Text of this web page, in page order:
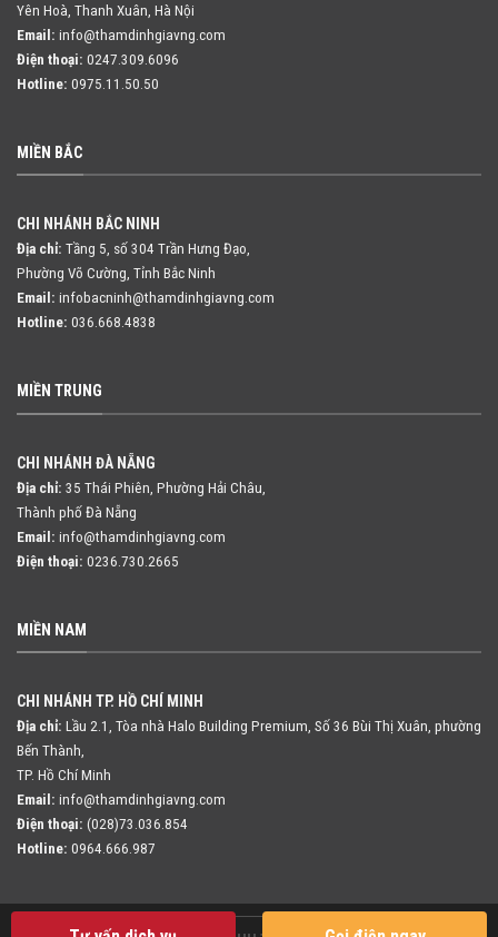
Yên Hoà, Thanh Xuân, Hà Nội
Email: info@thamdinhgiavng.com
Điện thoại: 0247.309.6096
Hotline: 0975.11.50.50
MIỀN BẮC
CHI NHÁNH BẮC NINH
Địa chỉ: Tầng 5, số 304 Trần Hưng Đạo,
Phường Võ Cường, Tỉnh Bắc Ninh
Email: infobacninh@thamdinhgiavng.com
Hotline: 036.668.4838
MIỀN TRUNG
CHI NHÁNH ĐÀ NẴNG
Địa chỉ: 35 Thái Phiên, Phường Hải Châu,
Thành phố Đà Nẵng
Email: info@thamdinhgiavng.com
Điện thoại: 0236.730.2665
MIỀN NAM
CHI NHÁNH TP. HỒ CHÍ MINH
Địa chỉ: Lầu 2.1, Tòa nhà Halo Building Premium, Số 36 Bùi Thị Xuân, phường
Bến Thành,
TP. Hồ Chí Minh
Email: info@thamdinhgiavng.com
Điện thoại: (028)73.036.854
Hotline: 0964.666.987